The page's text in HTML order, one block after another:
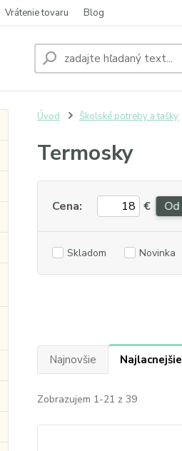
Vrátenie tovaru Blog
Úvod Školské potreby a tašky
Termosky
Cena: € Od
Skladom Novinka
Najnovšie Najlacnejšie
Zobrazujem 1-21 z 39